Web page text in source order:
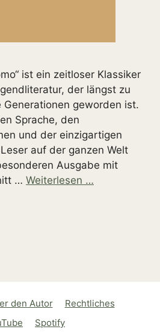
ist ein zeitloser Klassiker
der längst zu
Generationen geworden ist.
Sprache, den
und der einzigartigen
auf der ganzen Welt
Ausgabe mit
… Weiterlesen …
den Autor
Rechtliches
Spotify